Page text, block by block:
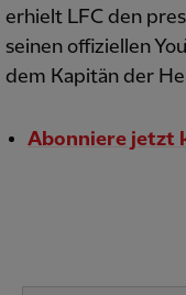
erhielt LFC den
seinen offiziellen
dem Kapitän der
Abonniere jetzt